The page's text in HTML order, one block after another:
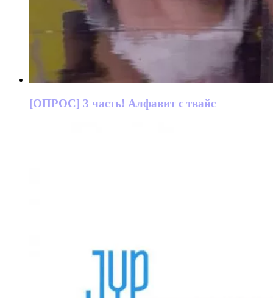
[ОПРОС] 3 часть! Алфавит с твайс